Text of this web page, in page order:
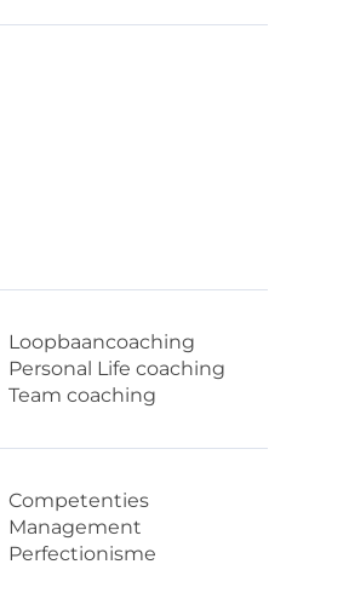
Loopbaancoaching
Personal Life coaching
Team coaching
Competenties
Management
Perfectionisme